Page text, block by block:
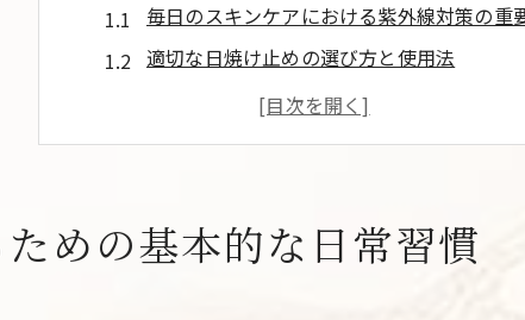
毎日のスキンケアにおける紫外線対策の重
適切な日焼け止めの選び方と使用法
紫外線から肌を守る食生活のポイント
衣類とアクセサリーで紫外線を防ぐ方法
子どもと一緒に実践する紫外線対策
紫外線による目のダメージを防ぐ最新テクニック
めの基本的な日常習慣